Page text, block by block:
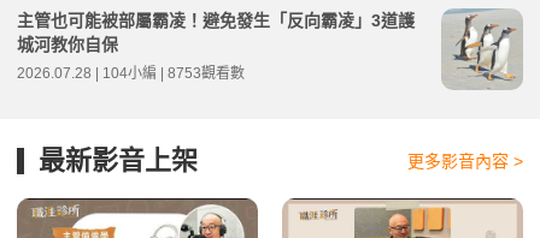
主管也可能被部屬霸凌！避免發生「反向霸凌」3道護
城河教你自保
2026.07.28 | 104小編 | 8753觀看數
最新影音上架 更多影音內容 >